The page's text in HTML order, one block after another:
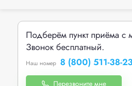
Подберём пункт приёма
Звонок бесплатный.
Наш номер 8 (800) 511-38-
Перезвоните мне